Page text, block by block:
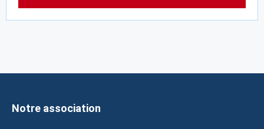
Notre association